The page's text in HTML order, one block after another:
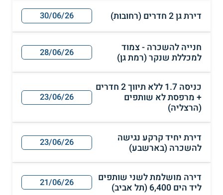
דירת גן 2 חדרים (רחובות) 30/06/26
חנייה להשכרה - צמוד
למכללת שנקר (רמת גן)
28/06/26
כניסה 1.7 ללא תיווך 2 חדרים
+ מרפסת לא שותפים
(הרצליה)
23/06/26
דירת יחיד קרקע נגישה
להשכרה (בארשבע)
23/06/26
דירה מושלמת לשני שותפים
ליד הים 6,400 (תל אביב)
21/06/26